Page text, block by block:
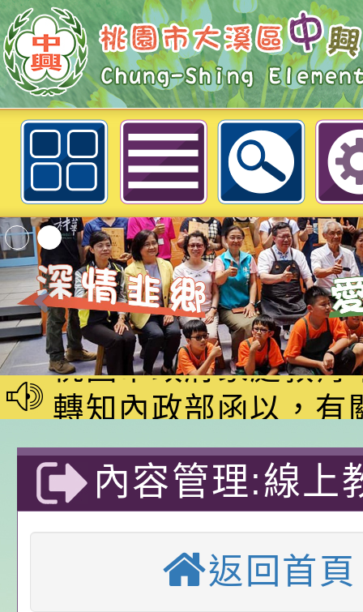
線上教室-六年級線上教學課程-桃
國民小學
「2026桃園市孔廟
動—儒門初開 智慧
桃園市政府家庭教育
家8月課程資訊」、
「愛『原原』不絕-
樂會」、「邁向下一
列講座及成長團體
轉知內政部函以，有
赴陸應申請許可一案
期第1次第7-9招代課
甄選公告
本校「115學年度國
校課程計畫」核定一
轉知教育部國民及學
辦理「115年度教育
前教育署辦理性別
公告:桃園市政府腸
施問答集
轉知:桃園市交通局
內容管理:線上
年級線上教學
市大溪區中興
返回首頁